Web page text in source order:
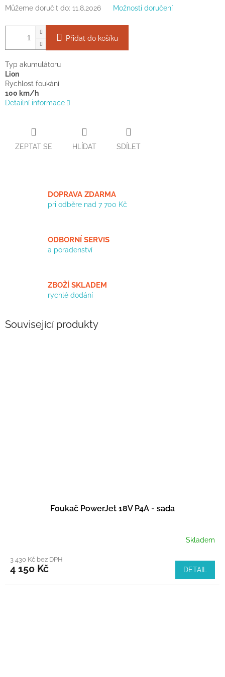
Můžeme doručit do: 11.8.2026 Možnosti doručení
Přidat do košíku
Typ akumulátoru
Lion
Rychlost foukání
100 km/h
Detailní informace
ZEPTAT SE HLÍDAT SDÍLET
DOPRAVA ZDARMA
pri odběre nad 7 700 Kč
ODBORNÍ SERVIS
a poradenství
ZBOŽÍ SKLADEM
rychlé dodání
Související produkty
Foukač PowerJet 18V P4A - sada
Skladem
3 430 Kč bez DPH
4 150 Kč DETAIL